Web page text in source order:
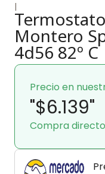
|
Montero
4d56 82º C
Precio en
"$6.139"
Compra directo